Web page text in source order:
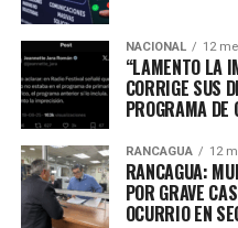
NACIONAL 12
“LAMENTO LA
CORRIGE SUS
PROGRAMA DE
RANCAGUA 12
RANCAGUA:
POR GRAVE
OCURRIO EN